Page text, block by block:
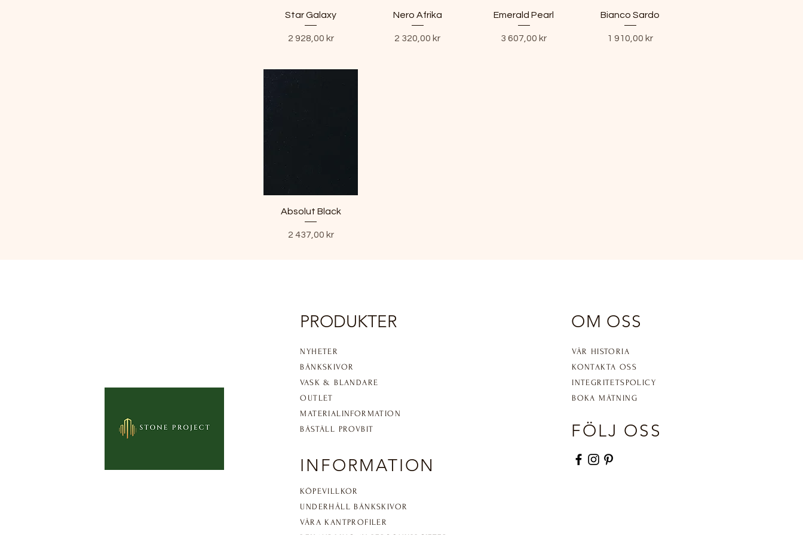
Star Galaxy
Pris
2 928,00 kr
Nero Afrika
Pris
2 320,00 kr
Emerald Pearl
Pris
3 607,00 kr
Bianco Sardo
Pris
1 910,00 kr
Absolut Black
Pris
2 437,00 kr
PRODUKTER
NYHETER
BÄNKSKIVOR
VASK & BLANDARE
OUTLET
MATERIALINFORMATION​
BÄSTÄLL PROVBIT
INFORMATION
KÖPEVILLKOR
UNDERHÅLL BÄNKSKIVOR
VÅRA KANTPROFILER
OM OSS
VÅR HISTORIA
KONTAKTA OSS
INTEGRITETSPOLICY
BOKA MÄTNING
FÖLJ OSS